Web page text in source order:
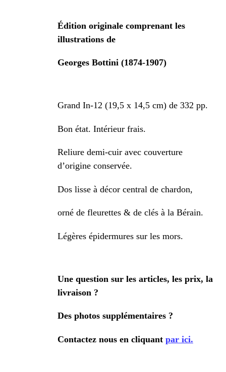
Édition originale comprenant les
illustrations de
Georges Bottini (1874-1907)
Grand In-12 (19,5 x 14,5 cm) de 332 pp.
Bon état. Intérieur frais.
Reliure demi-cuir avec couverture
d’origine conservée.
Dos lisse à décor central de chardon,
orné de fleurettes & de clés à la Bérain.
Légères épidermures sur les mors.
Une question sur les articles, les prix, la
livraison ?
Des photos supplémentaires ?
Contactez nous en cliquant par ici.